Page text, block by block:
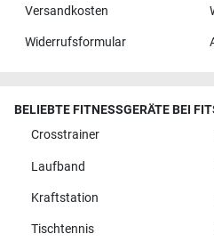
Versandkosten
Widerrufsformular
BELIEBTE FITNESSGERÄTE BEI
Crosstrainer
Laufband
Kraftstation
Tischtennis